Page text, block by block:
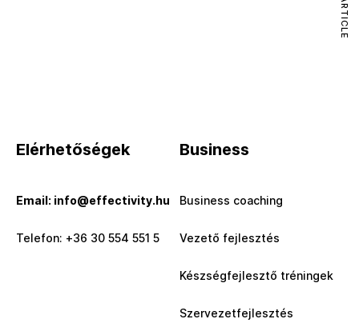
Elérhetőségek
Email: info@effectivity.hu
Telefon: +36 30 554 551 5
Business
Business coaching
Vezető fejlesztés
Készségfejlesztő tréningek
Szervezetfejlesztés